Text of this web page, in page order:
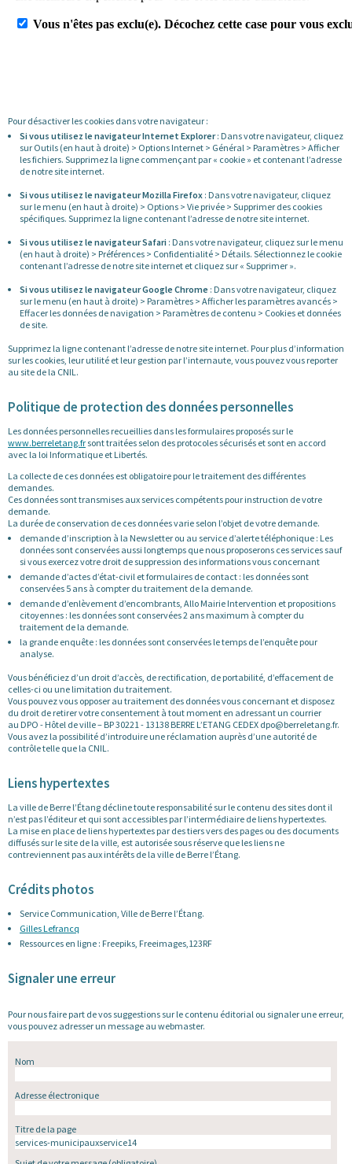
Pour désactiver les cookies dans votre navigateur :
Si vous utilisez le navigateur Internet Explorer: Dans votre navigateur, cliquez
sur Outils (en haut à droite) > Options Internet > Général > Paramètres > Afficher
les fichiers. Supprimez la ligne commençant par « cookie » et contenant l’adresse
de notre site internet.
Si vous utilisez le navigateur Mozilla Firefox : Dans votre navigateur, cliquez
sur le menu (en haut à droite) > Options > Vie privée > Supprimer des cookies
spécifiques. Supprimez la ligne contenant l’adresse de notre site internet.
Si vous utilisez le navigateur Safari : Dans votre navigateur, cliquez sur le menu
(en haut à droite) > Préférences > Confidentialité > Détails. Sélectionnez le cookie
contenant l’adresse de notre site internet et cliquez sur « Supprimer ».
Si vous utilisez le navigateur Google Chrome : Dans votre navigateur, cliquez
sur le menu (en haut à droite) > Paramètres > Afficher les paramètres avancés >
Effacer les données de navigation > Paramètres de contenu > Cookies et données
de site.
Supprimez la ligne contenant l’adresse de notre site internet. Pour plus d’information
sur les cookies, leur utilité et leur gestion par l’internaute, vous pouvez vous reporter
au site de la CNIL.
Politique de protection des données personnelles
Les données personnelles recueillies dans les formulaires proposés sur le
www.berreletang.fr sont traitées selon des protocoles sécurisés et sont en accord
avec la loi Informatique et Libertés.
La collecte de ces données est obligatoire pour le traitement des différentes
demandes.
Ces données sont transmises aux services compétents pour instruction de votre
demande.
La durée de conservation de ces données varie selon l’objet de votre demande.
demande d’inscription à la Newsletter ou au service d’alerte téléphonique : Les
données sont conservées aussi longtemps que nous proposerons ces services sauf
si vous exercez votre droit de suppression des informations vous concernant
demande d’actes d’état-civil et formulaires de contact : les données sont
conservées 5 ans à compter du traitement de la demande.
demande d’enlèvement d’encombrants, Allo Mairie Intervention et propositions
citoyennes : les données sont conservées 2 ans maximum à compter du
traitement de la demande.
la grande enquête : les données sont conservées le temps de l’enquête pour
analyse.
Vous bénéficiez d’un droit d’accès, de rectification, de portabilité, d’effacement de
celles-ci ou une limitation du traitement.
Vous pouvez vous opposer au traitement des données vous concernant et disposez
du droit de retirer votre consentement à tout moment en adressant un courrier
au DPO - Hôtel de ville – BP 30221 - 13138 BERRE L’ETANG CEDEX dpo@berreletang.fr.
Vous avez la possibilité d’introduire une réclamation auprès d’une autorité de
contrôle telle que la CNIL.
Liens hypertextes
La ville de Berre l’Étang décline toute responsabilité sur le contenu des sites dont il
n’est pas l’éditeur et qui sont accessibles par l’intermédiaire de liens hypertextes.
La mise en place de liens hypertextes par des tiers vers des pages ou des documents
diffusés sur le site de la ville, est autorisée sous réserve que les liens ne
contreviennent pas aux intérêts de la ville de Berre l’Étang.
Crédits photos
Service Communication, Ville de Berre l’Étang.
Gilles Lefrancq
Ressources en ligne : Freepiks, Freeimages,123RF
Signaler une erreur
Pour nous faire part de vos suggestions sur le contenu éditorial ou signaler une erreur,
vous pouvez adresser un message au webmaster.
Nom
Adresse électronique
Titre de la page